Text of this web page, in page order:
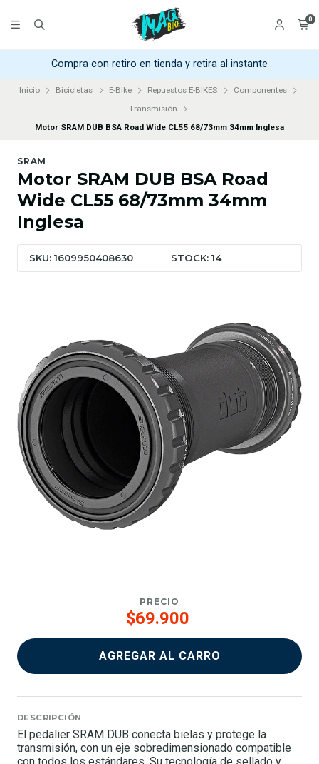
0
Compra con retiro en tienda y retira al instante
Inicio Bicicletas E-Bike Repuestos E-BIKES
Componentes
Transmisión
Motor SRAM DUB BSA Road Wide CL55 68/73mm 34mm Inglesa
SRAM
Motor SRAM DUB BSA Road
Wide CL55 68/73mm 34mm
Inglesa
SKU: 1609950408630 STOCK: 14
PRECIO
$69.900
AGREGAR AL CARRO
DESCRIPCIÓN
El pedalier SRAM DUB conecta bielas y protege la
transmisión, con un eje sobredimensionado compatible